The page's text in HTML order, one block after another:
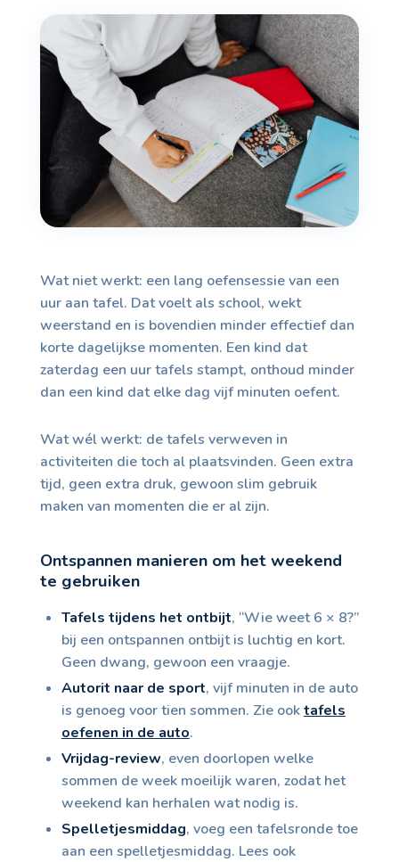
Wat niet werkt: een lang oefensessie van een
uur aan tafel. Dat voelt als school, wekt
weerstand en is bovendien minder effectief dan
korte dagelijkse momenten. Een kind dat
zaterdag een uur tafels stampt, onthoud minder
dan een kind dat elke dag vijf minuten oefent.
Wat wél werkt: de tafels verweven in
activiteiten die toch al plaatsvinden. Geen extra
tijd, geen extra druk, gewoon slim gebruik
maken van momenten die er al zijn.
Ontspannen manieren om het weekend
te gebruiken
Tafels tijdens het ontbijt, “Wie weet 6 × 8?”
bij een ontspannen ontbijt is luchtig en kort.
Geen dwang, gewoon een vraagje.
Autorit naar de sport, vijf minuten in de auto
is genoeg voor tien sommen. Zie ooktafels
oefenen in de auto.
Vrijdag-review, even doorlopen welke
sommen de week moeilijk waren, zodat het
weekend kan herhalen wat nodig is.
Spelletjesmiddag, voeg een tafelsronde toe
aan een spelletjesmiddag. Lees ook